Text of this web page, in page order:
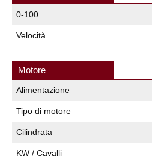
0-100
Velocità
Motore
Alimentazione
Tipo di motore
Cilindrata
KW / Cavalli